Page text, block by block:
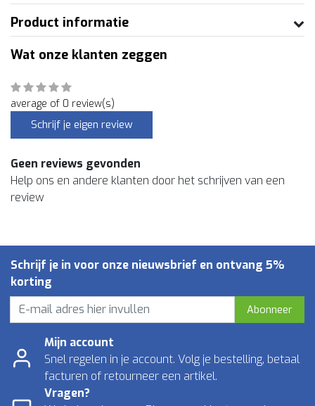
Product informatie
Wat onze klanten zeggen
average of 0 review(s)
Schrijf je eigen review
Geen reviews gevonden
Help ons en andere klanten door het schrijven van een
review
Schrijf je in voor onze nieuwsbrief en ontvang 5%
korting
Abonneer
Mijn account
Snel regelen in je account. Volg je bestelling, betaal
facturen of retourneer een artikel.
Vragen?